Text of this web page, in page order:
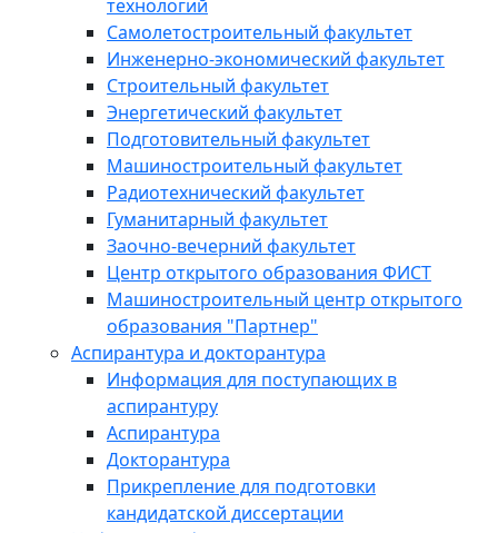
технологий
Самолетостроительный факультет
Инженерно-экономический факультет
Строительный факультет
Энергетический факультет
Подготовительный факультет
Машиностроительный факультет
Радиотехнический факультет
Гуманитарный факультет
Заочно-вечерний факультет
Центр открытого образования ФИСТ
Машиностроительный центр открытого
образования "Партнер"
Аспирантура и докторантура
Информация для поступающих в
аспирантуру
Аспирантура
Докторантура
Прикрепление для подготовки
кандидатской диссертации